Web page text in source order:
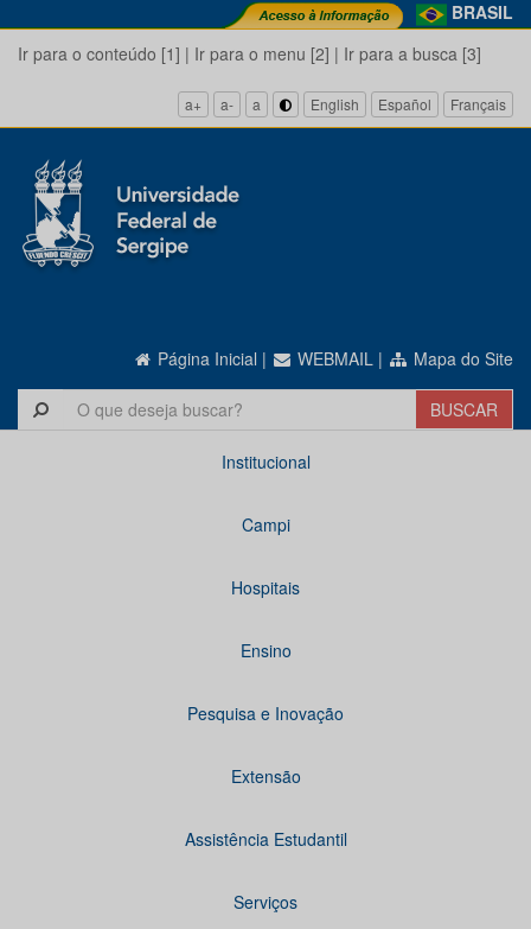
BRASIL
Ir para o conteúdo [1] | Ir para o menu [2] | Ir para a busca [3]
a+ a- a English Español Français
Página Inicial | WEBMAIL | Mapa do Site
Institucional
Campi
Hospitais
Ensino
Pesquisa e Inovação
Extensão
Assistência Estudantil
Serviços